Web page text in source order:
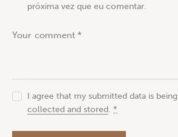
próxima vez que eu comentar.
I agree that my submitted data is being
collected and stored.*